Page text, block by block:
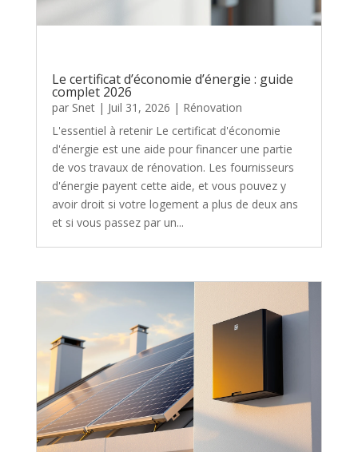
Le certificat d’économie d’énergie : guide
complet 2026
par Snet| Juil 31, 2026 | Rénovation
L'essentiel à retenir Le certificat d'économie
d'énergie est une aide pour financer une partie
de vos travaux de rénovation. Les fournisseurs
d'énergie payent cette aide, et vous pouvez y
avoir droit si votre logement a plus de deux ans
et si vous passez par un...